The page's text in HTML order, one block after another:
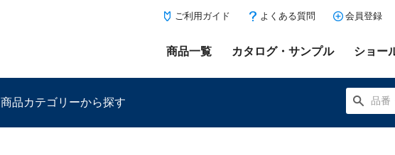
ご利用ガイド よくある質問 会員登録
商品一覧 カタログ・サンプル ショー
商品カテゴリーから探す